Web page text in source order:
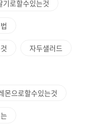
기로할수있는것
자두샐러드
몬으로할수있는것